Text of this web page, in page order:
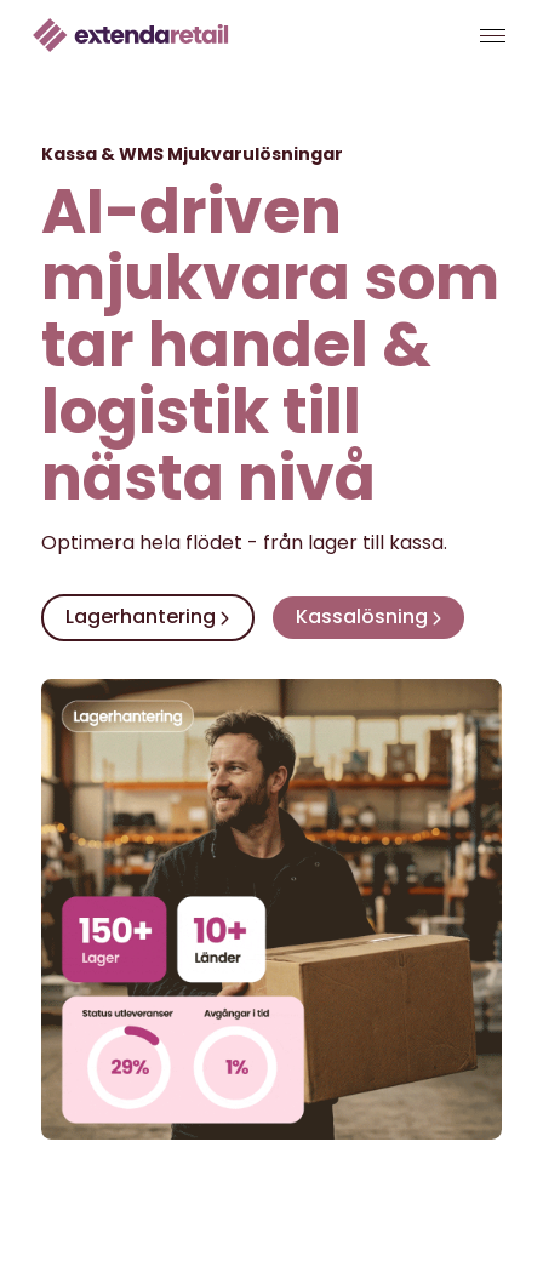
Kassa & WMS Mjukvarulösningar
AI-driven
mjukvara som
tar handel &
logistik till
nästa nivå
Optimera hela flödet - från lager till kassa.
Lagerhantering Kassalösning